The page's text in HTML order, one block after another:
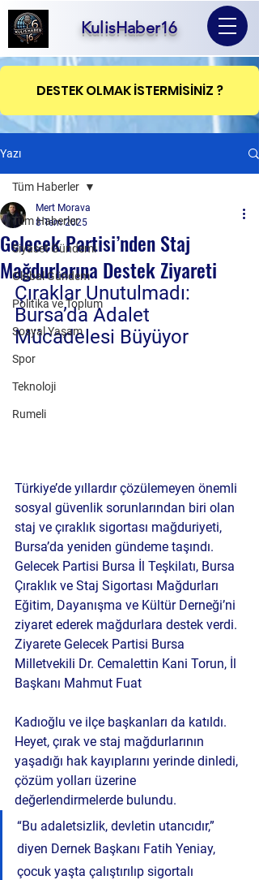
KulisHaber16
DESTEK OLMAK İSTERMİSİNİZ ?
Yazı
Tüm Haberler
Siyaset Gündemi
Global Gündem
Politika ve Toplum
Sosyal Yaşam
Spor
Teknoloji
Rumeli
Tüm Haberler
Gelecek Partisi’nden Staj
Mağdurlarına Destek Ziyareti
Mert Morava
8 Tem 2025
Çıraklar Unutulmadı:
Bursa’da Adalet
Mücadelesi Büyüyor
Türkiye’de yıllardır çözülemeyen önemli
sosyal güvenlik sorunlarından biri olan
staj ve çıraklık sigortası mağduriyeti,
Bursa’da yeniden gündeme taşındı.
Gelecek Partisi Bursa İl Teşkilatı, Bursa
Çıraklık ve Staj Sigortası Mağdurları
Eğitim, Dayanışma ve Kültür Derneği’ni
ziyaret ederek mağdurlara destek verdi.
Ziyarete Gelecek Partisi Bursa
Milletvekili Dr. Cemalettin Kani Torun, İl
Başkanı Mahmut Fuat
Kadıoğlu ve ilçe başkanları da katıldı.
Heyet, çırak ve staj mağdurlarının
yaşadığı hak kayıplarını yerinde dinledi,
çözüm yolları üzerine
değerlendirmelerde bulundu.
“Bu adaletsizlik, devletin utancıdır,”
diyen Dernek Başkanı Fatih Yeniay,
çocuk yaşta çalıştırılıp sigortalı